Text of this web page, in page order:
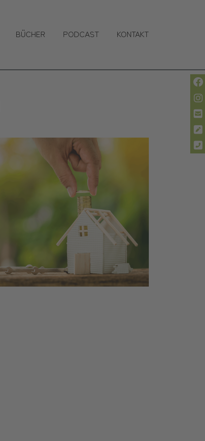
(CURRENT)
BÜCHER PODCAST KONTAKT